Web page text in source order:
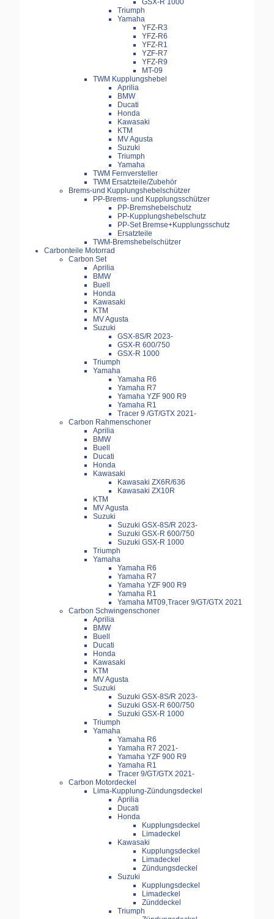
GSX-R 1000
Triumph
Yamaha
YFZ-R3
YFZ-R6
YFZ-R1
YZF-R7
YFZ-R9
MT-09
TWM Kupplungshebel
Aprilia
BMW
Ducati
Honda
Kawasaki
KTM
MV Agusta
Suzuki
Triumph
Yamaha
TWM Fernversteller
TWM Ersatzteile/Zubehör
Brems-und Kupplungshebelschützer
PP-Brems- und Kupplungsschützer
PP-Bremshebelschutz
PP-Kupplungshebelschutz
PP-Set Bremse+Kupplungsschutz
Ersatzteile
TWM-Bremshebelschützer
Carbonteile Motorrad
Carbon Set
Aprilia
BMW
Buell
Honda
Kawasaki
KTM
MV Agusta
Suzuki
GSX-8S/R 2023-
GSX-R 600/750
GSX-R 1000
Triumph
Yamaha
Yamaha R6
Yamaha R7
Yamaha YZF 900 R9
Yamaha R1
Tracer 9 /GT/GTX 2021-
Carbon Rahmenschoner
Aprilia
BMW
Buell
Ducati
Honda
Kawasaki
Kawasaki ZX6R/636
Kawasaki ZX10R
KTM
MV Agusta
Suzuki
Suzuki GSX-8S/R 2023-
Suzuki GSX-R 600/750
Suzuki GSX-R 1000
Triumph
Yamaha
Yamaha R6
Yamaha R7
Yamaha YZF 900 R9
Yamaha R1
Yamaha MT09,Tracer 9/GT/GTX 2021
Carbon Schwingenschoner
Aprilia
BMW
Buell
Ducati
Honda
Kawasaki
KTM
MV Agusta
Suzuki
Suzuki GSX-8S/R 2023-
Suzuki GSX-R 600/750
Suzuki GSX-R 1000
Triumph
Yamaha
Yamaha R6
Yamaha R7 2021-
Yamaha YZF 900 R9
Yamaha R1
Tracer 9/GT/GTX 2021-
Carbon Motordeckel
Lima-Kupplung-Zündungsdeckel
Aprilia
Ducati
Honda
Kupplungsdeckel
Limadeckel
Kawasaki
Kupplungsdeckel
Limadeckel
Zündungsdeckel
Suzuki
Kupplungsdeckel
Limadeckel
Zünddeckel
Triumph